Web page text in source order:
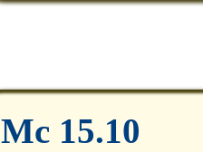
Mc 15.10